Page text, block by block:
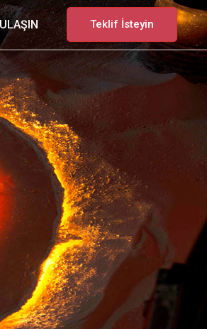
Teklif İsteyin